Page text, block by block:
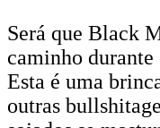
Será que Black
caminho
Esta é uma
outras